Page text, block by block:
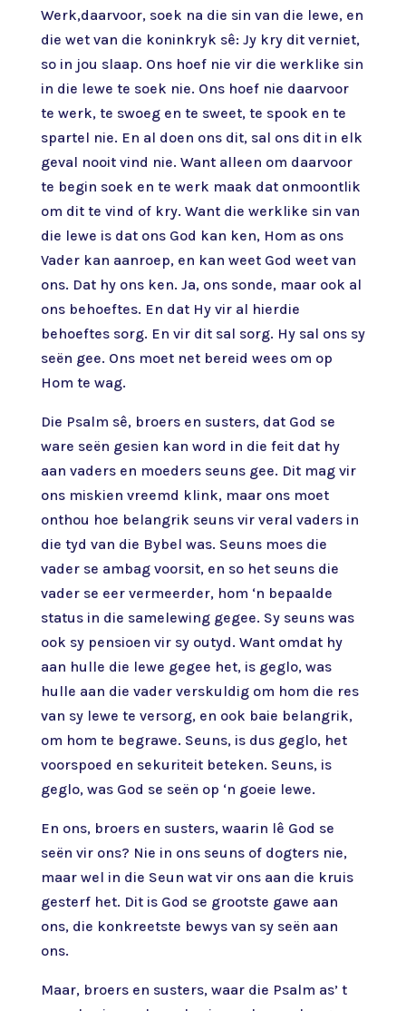
Werk,daarvoor, soek na die sin van die lewe, en
die wet van die koninkryk sê: Jy kry dit verniet,
so in jou slaap. Ons hoef nie vir die werklike sin
in die lewe te soek nie. Ons hoef nie daarvoor
te werk, te swoeg en te sweet, te spook en te
spartel nie. En al doen ons dit, sal ons dit in elk
geval nooit vind nie. Want alleen om daarvoor
te begin soek en te werk maak dat onmoontlik
om dit te vind of kry. Want die werklike sin van
die lewe is dat ons God kan ken, Hom as ons
Vader kan aanroep, en kan weet God weet van
ons. Dat hy ons ken. Ja, ons sonde, maar ook al
ons behoeftes. En dat Hy vir al hierdie
behoeftes sorg. En vir dit sal sorg. Hy sal ons sy
seën gee. Ons moet net bereid wees om op
Hom te wag.
Die Psalm sê, broers en susters, dat God se
ware seën gesien kan word in die feit dat hy
aan vaders en moeders seuns gee. Dit mag vir
ons miskien vreemd klink, maar ons moet
onthou hoe belangrik seuns vir veral vaders in
die tyd van die Bybel was. Seuns moes die
vader se ambag voorsit, en so het seuns die
vader se eer vermeerder, hom ‘n bepaalde
status in die samelewing gegee. Sy seuns was
ook sy pensioen vir sy outyd. Want omdat hy
aan hulle die lewe gegee het, is geglo, was
hulle aan die vader verskuldig om hom die res
van sy lewe te versorg, en ook baie belangrik,
om hom te begrawe. Seuns, is dus geglo, het
voorspoed en sekuriteit beteken. Seuns, is
geglo, was God se seën op ‘n goeie lewe.
En ons, broers en susters, waarin lê God se
seën vir ons? Nie in ons seuns of dogters nie,
maar wel in die Seun wat vir ons aan die kruis
gesterf het. Dit is God se grootste gawe aan
ons, die konkreetste bewys van sy seën aan
ons.
Maar, broers en susters, waar die Psalm as’ t